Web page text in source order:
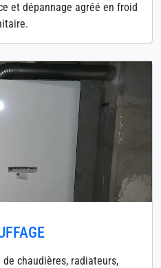
et dépannage agréé en froid
chaudières, radiateurs,